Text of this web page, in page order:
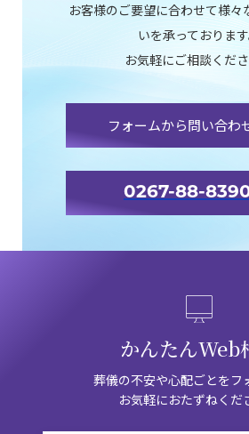
お客様のご要望に合わせて様々
いを承っておりま
お気軽にご相談くださ
フォームから問い合わ
0267-88-
かんたんWeb
葬儀の不安や心配ごとをフ
お気軽におたずねくだ